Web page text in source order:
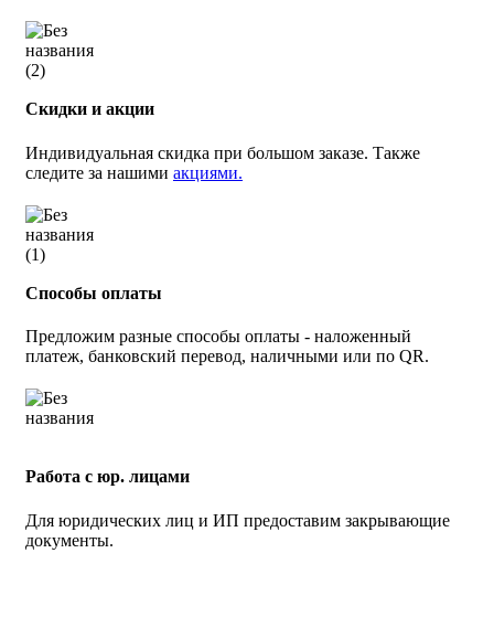
Скидки и акции
Индивидуальная скидка при большом заказе. Также
следите за нашими акциями.
Способы оплаты
Предложим разные способы оплаты - наложенный
платеж, банковский перевод, наличными или по QR.
Работа с юр. лицами
Для юридических лиц и ИП предоставим закрывающие
документы.